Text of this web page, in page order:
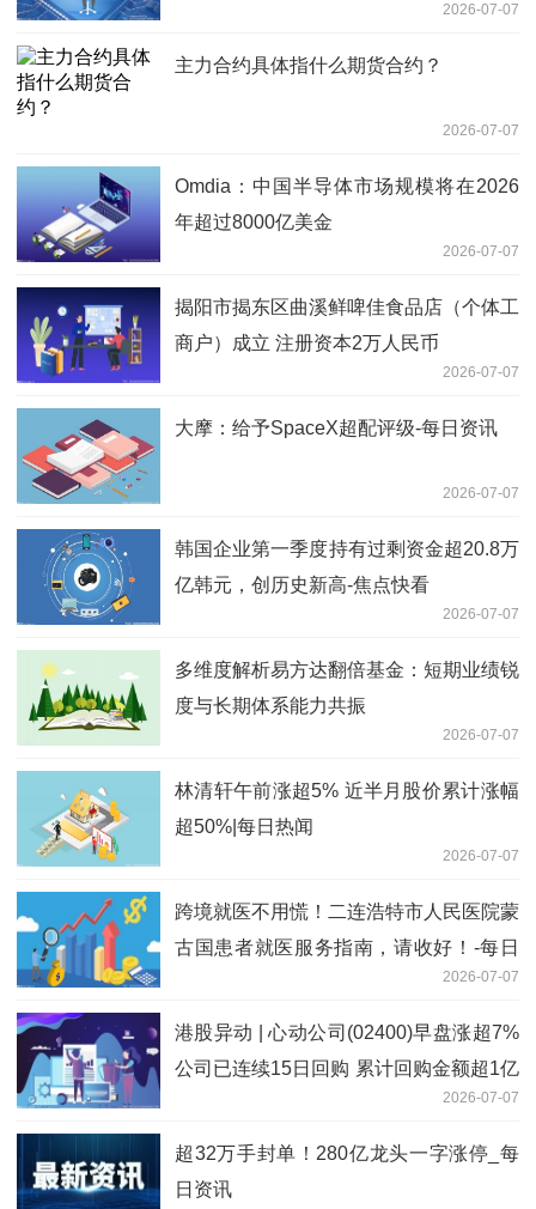
2026-07-07
主力合约具体指什么期货合约？
2026-07-07
Omdia：中国半导体市场规模将在2026
年超过8000亿美金
2026-07-07
揭阳市揭东区曲溪鲜啤佳食品店（个体工
商户）成立 注册资本2万人民币
2026-07-07
大摩：给予SpaceX超配评级-每日资讯
2026-07-07
韩国企业第一季度持有过剩资金超20.8万
亿韩元，创历史新高-焦点快看
2026-07-07
多维度解析易方达翻倍基金：短期业绩锐
度与长期体系能力共振
2026-07-07
林清轩午前涨超5% 近半月股价累计涨幅
超50%|每日热闻
2026-07-07
跨境就医不用慌！二连浩特市人民医院蒙
古国患者就医服务指南，请收好！-每日
2026-07-07
港股异动 | 心动公司(02400)早盘涨超7%
公司已连续15日回购 累计回购金额超1亿
2026-07-07
超32万手封单！280亿龙头一字涨停_每
日资讯